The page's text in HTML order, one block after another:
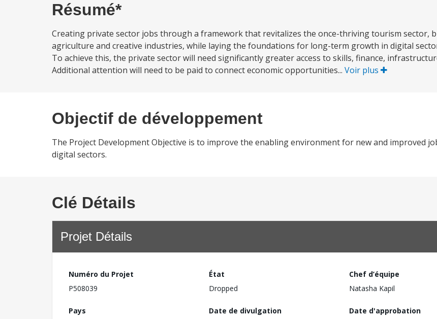
Résumé*
Creating private sector jobs through a framework that revitalizes the once-thriving tourism sector,
agriculture and creative industries, while laying the foundations for long-term growth in digital
To achieve this, the private sector will need significantly greater access to skills, finance,
Additional attention will need to be paid to connect economic opportunities... Voir plus
Objectif de développement
The Project Development Objective is to improve the enabling environment for new and improved
digital sectors.
Clé Détails
Projet Détails
Numéro du Projet
P508039
État
Dropped
Chef d’équipe
Natasha Kapil
Pays
Date de divulgation
Date d'approbation